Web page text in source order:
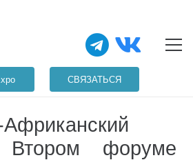
СВЯЗАТЬСЯ
Африканский
форуме